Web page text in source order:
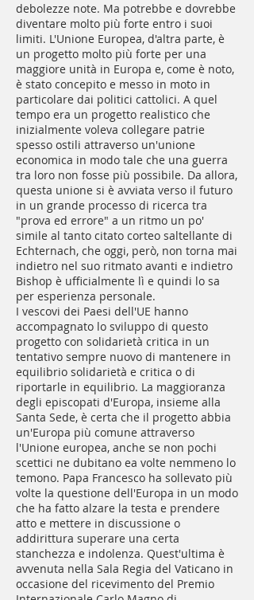
debolezze note. Ma potrebbe e dovrebbe
diventare molto più forte entro i suoi
limiti. L'Unione Europea, d'altra parte, è
un progetto molto più forte per una
maggiore unità in Europa e, come è noto,
è stato concepito e messo in moto in
particolare dai politici cattolici. A quel
tempo era un progetto realistico che
inizialmente voleva collegare patrie
spesso ostili attraverso un'unione
economica in modo tale che una guerra
tra loro non fosse più possibile. Da allora,
questa unione si è avviata verso il futuro
in un grande processo di ricerca tra
"prova ed errore" a un ritmo un po'
simile al tanto citato corteo saltellante di
Echternach, che oggi, però, non torna mai
indietro nel suo ritmato avanti e indietro
Bishop è ufficialmente lì e quindi lo sa
per esperienza personale.
I vescovi dei Paesi dell'UE hanno
accompagnato lo sviluppo di questo
progetto con solidarietà critica in un
tentativo sempre nuovo di mantenere in
equilibrio solidarietà e critica o di
riportarle in equilibrio. La maggioranza
degli episcopati d'Europa, insieme alla
Santa Sede, è certa che il progetto abbia
un'Europa più comune attraverso
l'Unione europea, anche se non pochi
scettici ne dubitano ea volte nemmeno lo
temono. Papa Francesco ha sollevato più
volte la questione dell'Europa in un modo
che ha fatto alzare la testa e prendere
atto e mettere in discussione o
addirittura superare una certa
stanchezza e indolenza. Quest'ultima è
avvenuta nella Sala Regia del Vaticano in
occasione del ricevimento del Premio